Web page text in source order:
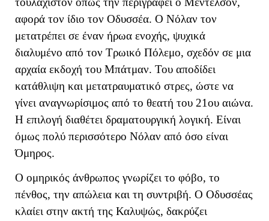
αφορά τον ίδιο τον Οδυσσέα. Ο Νόλαν τον
μετατρέπει σε έναν ήρωα ενοχής, ψυχικά
διαλυμένο από τον Τρωικό Πόλεμο, σχεδόν σε μια
αρχαία εκδοχή του Μπάτμαν. Του αποδίδει
κατάθλιψη και μετατραυματικό στρες, ώστε να
γίνει αναγνωρίσιμος από το θεατή του 21ου αιώνα.
Η επιλογή διαθέτει δραματουργική λογική. Είναι
όμως πολύ περισσότερο Νόλαν από όσο είναι
Όμηρος.
Ο ομηρικός άνθρωπος γνωρίζει το φόβο, το
πένθος, την απώλεια και τη συντριβή. Ο Οδυσσέας
κλαίει στην ακτή της Καλυψώς, δακρύζει